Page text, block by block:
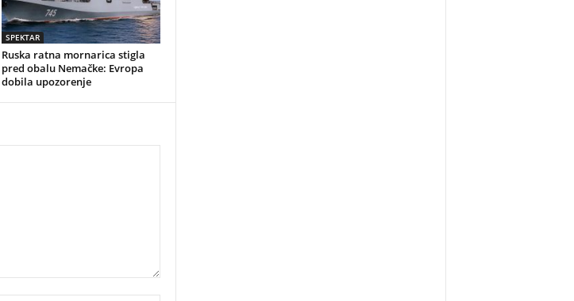
SPEKTAR
Ruska ratna mornarica stigla
pred obalu Nemačke: Evropa
dobila upozorenje